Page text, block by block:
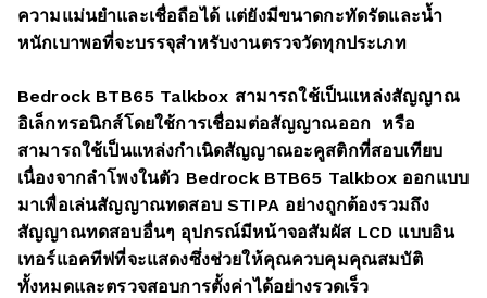
ความแม่นยำและเชื่อถือได้ แต่ยังมีขนาดกะทัดรัดและน้ำ
หนักเบาพอที่จะบรรจุสำหรับงานตรวจวัดทุกประเภท
Bedrock BTB65 Talkbox สามารถใช้เป็นแหล่งสัญญาณ
อิเล็กทรอนิกส์โดยใช้การเชื่อมต่อสัญญาณออก หรือ
สามารถใช้เป็นแหล่งกำเนิดสัญญาณอะคูสติกที่สอบเทียบ
เนื่องจากลำโพงในตัว Bedrock BTB65 Talkbox ออกแบบ
มาเพื่อเล่นสัญญาณทดสอบ STIPA อย่างถูกต้องรวมถึง
สัญญาณทดสอบอื่นๆ อุปกรณ์มีหน้าจอสัมผัส LCD แบบอิน
เทอร์แอคทีฟที่จะแสดงซึ่งช่วยให้คุณควบคุมคุณสมบัติ
ทั้งหมดและตรวจสอบการตั้งค่าได้อย่างรวดเร็ว